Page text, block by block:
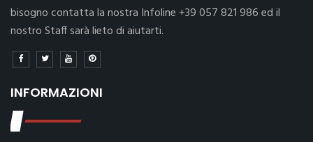
bisogno contatta la nostra Infoline +39 057 821 986 ed il
nostro Staff sarà lieto di aiutarti.
INFORMAZIONI